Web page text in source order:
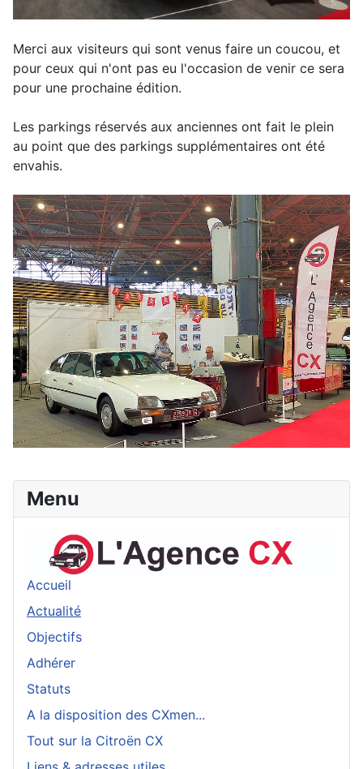
Menu
Accueil
Actualité
Objectifs
Adhérer
Statuts
A la disposition des CXmen...
Tout sur la Citroën CX
Merci aux visiteurs qui sont venus faire un coucou, et
pour ceux qui n'ont pas eu l'occasion de venir ce sera
pour une prochaine édition.
Les parkings réservés aux anciennes ont fait le plein
au point que des parkings supplémentaires ont été
envahis.